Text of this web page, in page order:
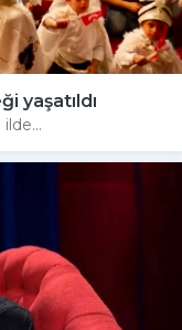
yaşatıldı